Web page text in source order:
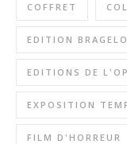
COFFRET
EDITION
EDITIONS DE
EXPOSITION
FILM D'HORREUR